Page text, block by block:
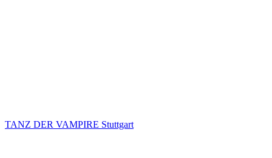
TANZ DER VAMPIRE Stuttgart